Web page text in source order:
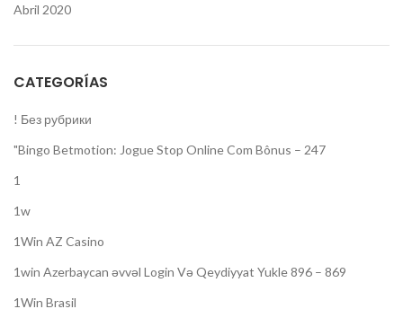
Abril 2020
CATEGORÍAS
! Без рубрики
"Bingo Betmotion: Jogue Stop Online Com Bônus – 247
1
1w
1Win AZ Casino
1win Azerbaycan əvvəl Login Və Qeydiyyat Yukle 896 – 869
1Win Brasil